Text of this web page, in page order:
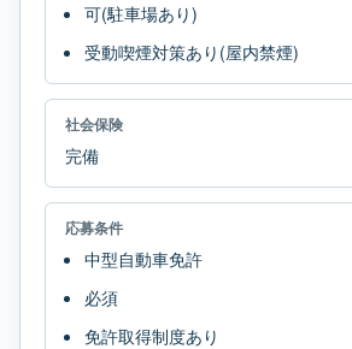
可(駐車場あり)
受動喫煙対策あり(屋内禁煙)
社会保険
完備
応募条件
中型自動車免許
必須
免許取得制度あり